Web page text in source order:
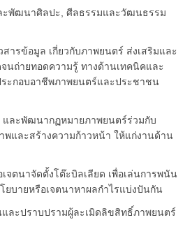
ฒนาศิลปะ, ศีลธรรมและวัฒนธรรม
ข้อมูล เกี่ยวกับภาพยนตร์ ส่งเสริมและ
นถ่ายทอดความรู้ ทางด้านเทคนิคและ
ะกอบอาชีพภาพยนตร์และประชาชน
ะพัฒนากฏหมายภาพยนตร์ร่วมกับ
พและสร้างความก้าวหน้า ให้แก่งานด้าน
นาจัดตั้งโต๊ะบิลเลียด เพื่อเล่นการพนัน
ยบายหรือเจตนาหาผลกำไรแบ่งปันกัน
ปราบปรามผู้ละเมิดลิขสิทธิ์ภาพยนตร์